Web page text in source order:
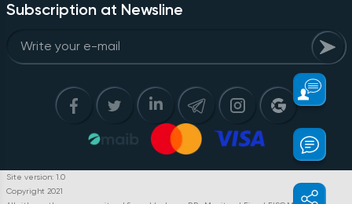
Subscription at Newsline
Site version: 1.0
Copyright 2021